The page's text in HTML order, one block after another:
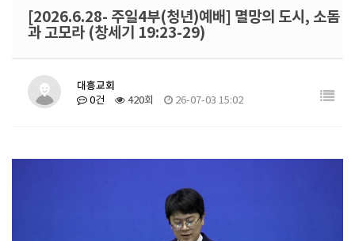
[2026.6.28- 주일4부(청년)예배] 멸망의 도시, 소돔
과 고모라 (창세기 19:23-29)
대흥교회
0건 420회 26-07-03 15:02